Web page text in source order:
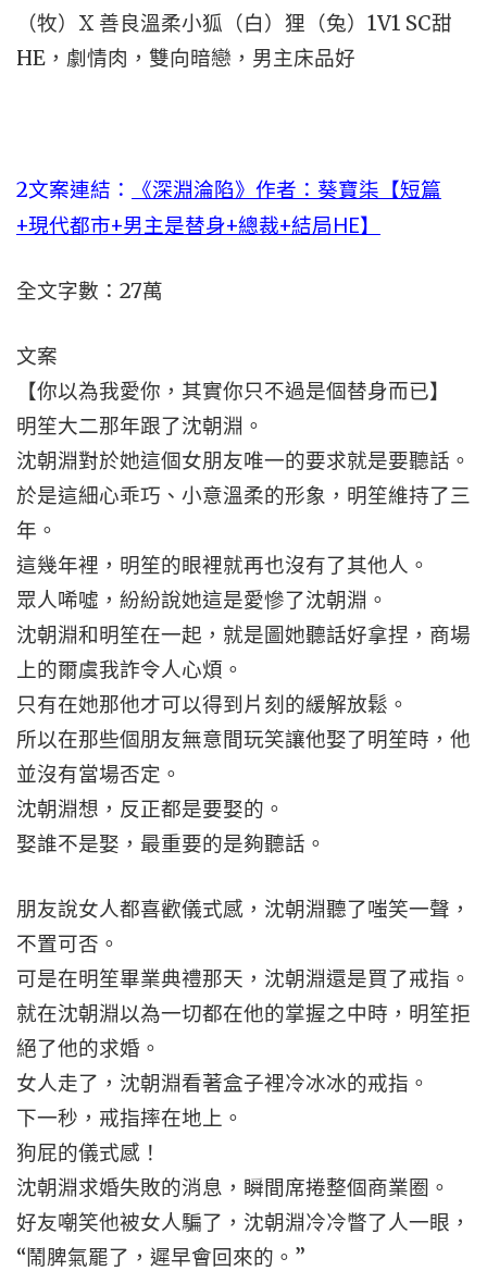
（牧）X 善良溫柔小狐（白）狸（兔）1V1 SC甜
HE，劇情肉，雙向暗戀，男主床品好
2文案連結：
《深淵淪陷》作者：葵寶柒【短篇
+現代都市+男主是替身+總裁+結局HE】
全文字數：27萬
文案
【你以為我愛你，其實你只不過是個替身而已】
明笙大二那年跟了沈朝淵。
沈朝淵對於她這個女朋友唯一的要求就是要聽話。
於是這細心乖巧、小意溫柔的形象，明笙維持了三
年。
這幾年裡，明笙的眼裡就再也沒有了其他人。
眾人唏噓，紛紛說她這是愛慘了沈朝淵。
沈朝淵和明笙在一起，就是圖她聽話好拿捏，商場
上的爾虞我詐令人心煩。
只有在她那他才可以得到片刻的緩解放鬆。
所以在那些個朋友無意間玩笑讓他娶了明笙時，他
並沒有當場否定。
沈朝淵想，反正都是要娶的。
娶誰不是娶，最重要的是夠聽話。
朋友說女人都喜歡儀式感，沈朝淵聽了嗤笑一聲，
不置可否。
可是在明笙畢業典禮那天，沈朝淵還是買了戒指。
就在沈朝淵以為一切都在他的掌握之中時，明笙拒
絕了他的求婚。
女人走了，沈朝淵看著盒子裡冷冰冰的戒指。
下一秒，戒指摔在地上。
狗屁的儀式感！
沈朝淵求婚失敗的消息，瞬間席捲整個商業圈。
好友嘲笑他被女人騙了，沈朝淵冷冷瞥了人一眼，
“鬧脾氣罷了，遲早會回來的。”